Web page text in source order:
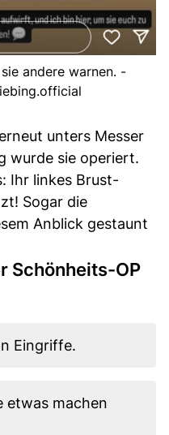
andere warnen. -
unters Messer
wurde sie operiert.
Ihr linkes Brust-
Sogar die
Anblick gestaunt
Schönheits-OP
Eingriffe.
etwas machen